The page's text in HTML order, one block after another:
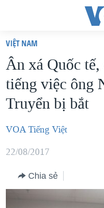
truy
cập
Tới
nội
chính
điều
hướng
chính
TRANG CHỦ
VIỆT NAM
HOA KỲ
BIỂN ĐÔNG
THẾ GIỚI
DIỄN ĐÀN
MỤC
CHUYÊN ĐỀ
VIỆT NAM
Ân xá Quốc
tiếng việc ông
Truyển bị bắt
VOA Tiếng Việt
22/08/2017
Chia sẻ